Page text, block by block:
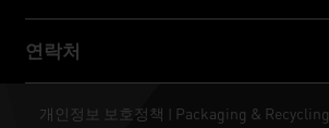
소셜 미디어
수상 & 리뷰
ThunderMaster
ARGB SYNC
연락처
개인정보 보호정책 | Packaging & Recycling